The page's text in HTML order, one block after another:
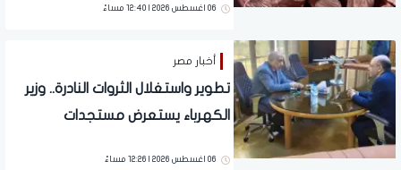
06 اغسطس 2026 | 12:40 مساءً
أخبار مصر
تطوير واستغلال الثروات النادرة.. وزير
الكهرباء يستعرض مستجدات
06 اغسطس 2026 | 12:26 مساءً